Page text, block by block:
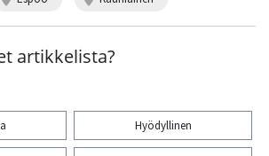
artikkelista?
Hyödyllinen